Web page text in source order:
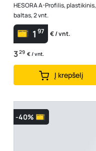
HESORA A-Profilis, plastikinis,
baltas, 2 vnt.
1 97 € / vnt.
329 € / vnt.
Į krepšelį
-40%